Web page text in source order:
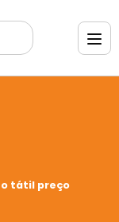
tátil preço